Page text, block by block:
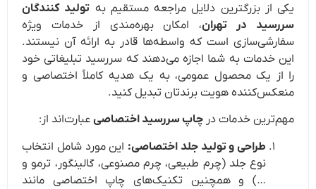
یکی از بزرگترین دلایل مراجعه مستقیم به تولید کنندگان
سررسید در تهران، امکان بهره‌مندی از خدمات ویژه
سفارشی‌سازی است که واسطه‌ها قادر به ارائه آن نیستند.
این خدمات به شما اجازه می‌دهند که سررسید تبلیغاتی خود
را از یک محصول عمومی، به یک هدیه کاملاً اختصاصی و
منعکس‌کننده هویت برندتان تبدیل کنید.
مهم‌ترین خدمات در چاپ سررسید اختصاصی عبارت‌اند از:
طراحی و تولید جلد اختصاصی: این مورد شامل انتخاب
نوع جلد (چرم طبیعی، چرم مصنوعی، گالینگور، ترمو و
…) و همچنین تکنیک‌های چاپ اختصاصی مانند